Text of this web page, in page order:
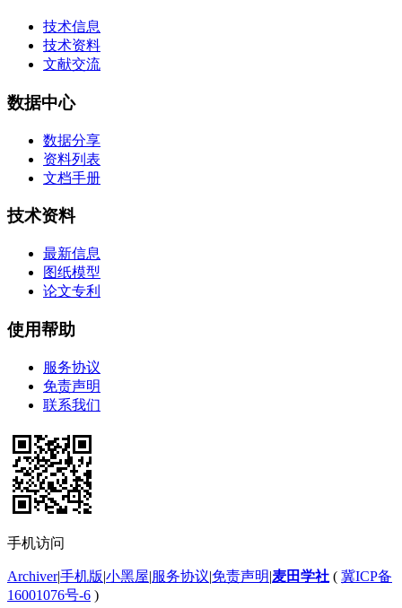
技术信息
技术资料
文献交流
数据中心
数据分享
资料列表
文档手册
技术资料
最新信息
图纸模型
论文专利
使用帮助
服务协议
免责声明
联系我们
手机访问
Archiver|手机版|小黑屋|服务协议|免责声明|麦田学社 ( 冀ICP备
16001076号-6 )